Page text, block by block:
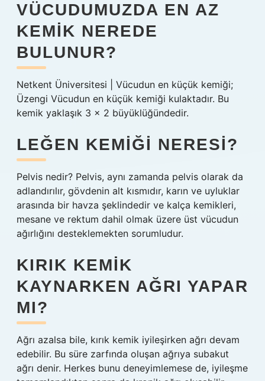
VÜCUDUMUZDA EN AZ
KEMIK NEREDE
BULUNUR?
Netkent Üniversitesi | Vücudun en küçük kemiği;
Üzengi Vücudun en küçük kemiği kulaktadır. Bu
kemik yaklaşık 3 x 2 büyüklüğündedir.
LEĞEN KEMIĞI NERESI?
Pelvis nedir? Pelvis, aynı zamanda pelvis olarak da
adlandırılır, gövdenin alt kısmıdır, karın ve uyluklar
arasında bir havza şeklindedir ve kalça kemikleri,
mesane ve rektum dahil olmak üzere üst vücudun
ağırlığını desteklemekten sorumludur.
KIRIK KEMIK
KAYNARKEN AĞRI YAPAR
MI?
Ağrı azalsa bile, kırık kemik iyileşirken ağrı devam
edebilir. Bu süre zarfında oluşan ağrıya subakut
ağrı denir. Herkes bunu deneyimlemese de, iyileşme